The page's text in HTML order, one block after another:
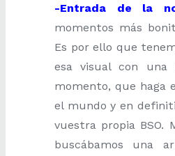
-Entrada de la
momentos más
Es por ello que
esa visual con una
momento, que haga
el mundo y en
vuestra propia BSO.
buscábamos una